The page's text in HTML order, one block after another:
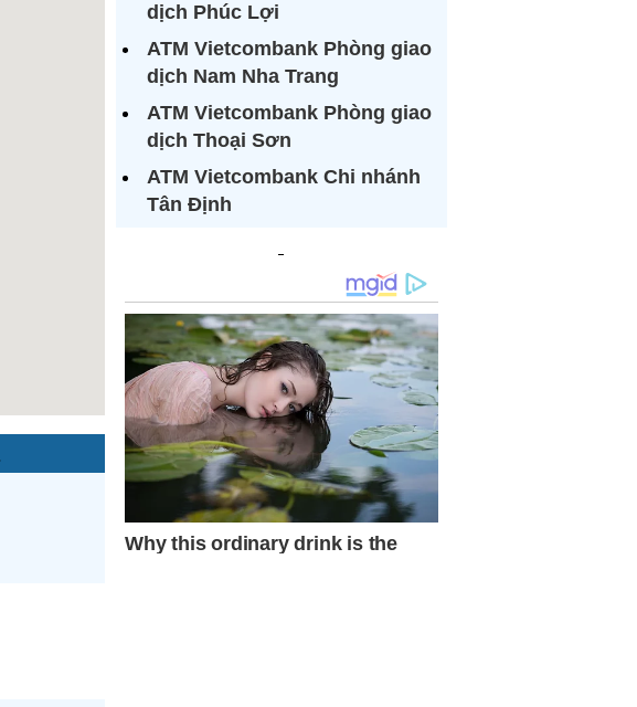
dịch Phúc Lợi
ATM Vietcombank Phòng giao
dịch Nam Nha Trang
ATM Vietcombank Phòng giao
dịch Thoại Sơn
ATM Vietcombank Chi nhánh
Tân Định